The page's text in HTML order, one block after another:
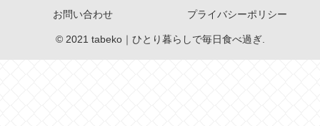
お問い合わせ
プライバシーポリシー
© 2021 tabeko｜ひとり暮らしで毎日食べ過ぎ.